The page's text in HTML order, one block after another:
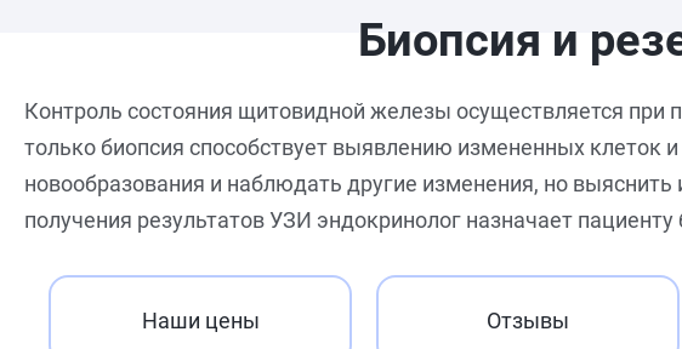
Биопсия и
Контроль состояния щитовидной железы осуществляется
только биопсия способствует выявлению измененных
новообразования и наблюдать другие изменения, но
получения результатов УЗИ эндокринолог назначает
Наши цены Отзывы